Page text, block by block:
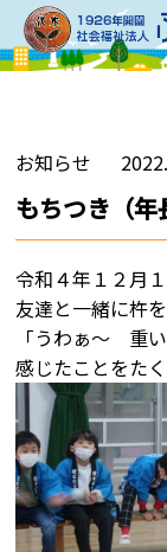
お知らせ
もちつき（年
令和４年１２月１
友達と一緒に杵
「うわぁ～ 重
感じたことをた